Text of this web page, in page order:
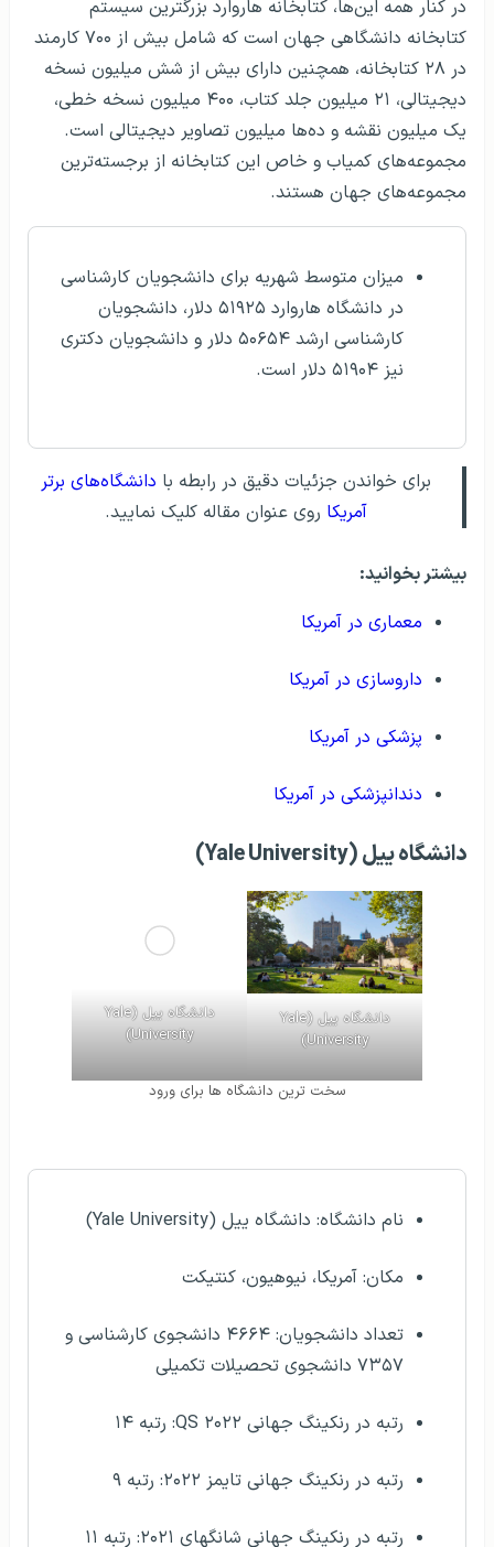
در کنار همه این‌ها، کتابخانه هاروارد بزرگترین سیستم
کتابخانه دانشگاهی جهان است که شامل بیش از ۷۰۰ کارمند
در ۲۸ کتابخانه، همچنین دارای بیش از شش میلیون نسخه
دیجیتالی، ۲۱ میلیون جلد کتاب، ۴۰۰ میلیون نسخه خطی،
یک میلیون نقشه و ده‌ها میلیون تصاویر دیجیتالی است.
مجموعه‌های کمیاب و خاص‌ این کتابخانه از برجسته‌ترین
مجموعه‌های جهان هستند.
میزان متوسط شهریه برای دانشجویان کارشناسی
در دانشگاه هاروارد ۵۱۹۲۵ دلار، دانشجویان
کارشناسی ارشد ۵۰۶۵۴ دلار و دانشجویان دکتری
نیز ۵۱۹۰۴ دلار است.
برای خواندن جزئیات دقیق در رابطه با دانشگاه‌های برتر
آمریکا روی عنوان مقاله کلیک نمایید.
بیشتر بخوانید:
معماری در آمریکا
داروسازی در آمریکا
پزشکی در آمریکا
دندانپزشکی در آمریکا
دانشگاه ییل (Yale University)
دانشگاه ییل (Yale
University)
دانشگاه ییل (Yale
سخت ترین دانشگاه ها برای ورود
نام دانشگاه: دانشگاه ییل (Yale University)
مکان: آمریکا، نیوهیون، کنتیکت
تعداد دانشجویان: ۴۶۶۴ دانشجوی کارشناسی و
۷۳۵۷ دانشجوی تحصیلات تکمیلی
رتبه در رنکینگ جهانی QS ۲۰۲۲: رتبه ۱۴
رتبه در رنکینگ جهانی تایمز ۲۰۲۲: رتبه ۹
رتبه در رنکینگ جهانی شانگهای ۲۰۲۱: رتبه ۱۱